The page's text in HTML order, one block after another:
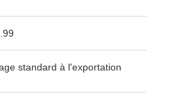
standard à l'exportation